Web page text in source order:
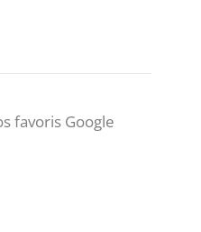
favoris Google